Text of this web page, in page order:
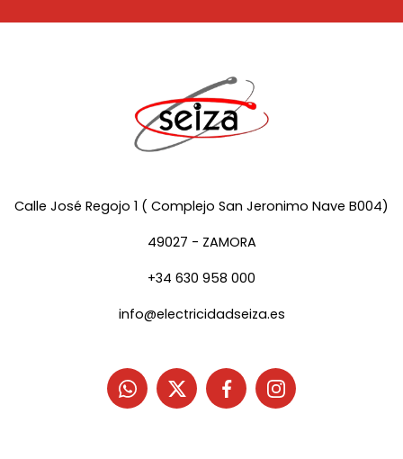
Calle José Regojo 1 ( Complejo San Jeronimo Nave B004)
49027 - ZAMORA
+34 630 958 000
info@electricidadseiza.es